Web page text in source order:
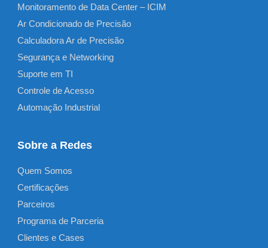
Monitoramento de Data Center – ICIM
Ar Condicionado de Precisão
Calculadora Ar de Precisão
Segurança e Networking
Suporte em TI
Controle de Acesso
Automação Industrial
Sobre a Redes
Quem Somos
Certificações
Parceiros
Programa de Parceria
Clientes e Cases